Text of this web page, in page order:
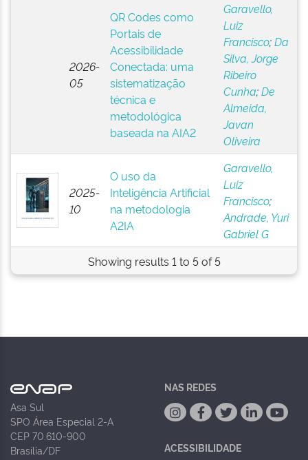
2026-
05
QR Codes como
Portais de
Acessibilidade
Conectada: uma
sistematização
técnica e
metodológica
baseada na AIA2
Garavello,
Luiz
Francisco;Da
Silva, Jorge
Ribeiro
Cunha;De
Almeida,
Javan
Oliveira
2025-
10
O uso da
Inteligência Artificial
na metodologia
A2IA
Garavello,
Luiz
Francisco;
Andrade, Yuri
Gabriel G
Showing results 1 to 5 of 5
Asa Sul
SPO Área Especial 2-A
CEP 70.610-900
Brasília/DF
NAS REDES
ACESSIBILIDADE